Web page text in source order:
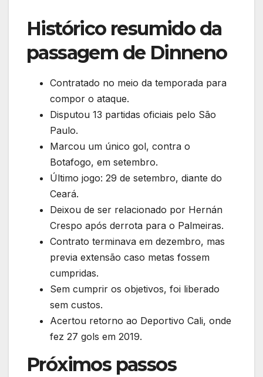
Histórico resumido da
passagem de Dinneno
Contratado no meio da temporada para
compor o ataque.
Disputou 13 partidas oficiais pelo São
Paulo.
Marcou um único gol, contra o
Botafogo, em setembro.
Último jogo: 29 de setembro, diante do
Ceará.
Deixou de ser relacionado por Hernán
Crespo após derrota para o Palmeiras.
Contrato terminava em dezembro, mas
previa extensão caso metas fossem
cumpridas.
Sem cumprir os objetivos, foi liberado
sem custos.
Acertou retorno ao Deportivo Cali, onde
fez 27 gols em 2019.
Próximos passos